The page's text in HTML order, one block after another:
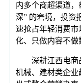
内多个商超渠道
深” 的窘境，投资
速抢占年轻消费
化、只做内容不做
深耕江西电商品
机械、建材类企业